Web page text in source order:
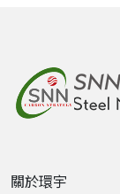
關於環宇